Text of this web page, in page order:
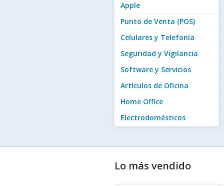
Apple
Punto de Venta (POS)
Celulares y Telefonía
Seguridad y Vigilancia
Software y Servicios
Artículos de Oficina
Home Office
Electrodomésticos
Lo más vendido